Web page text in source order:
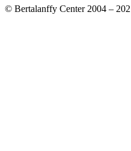
© Bertalanffy Center 2004 –